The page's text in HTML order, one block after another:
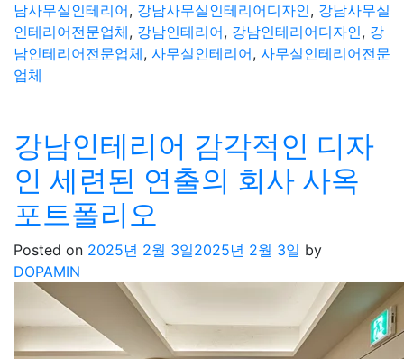
남사무실인테리어, 강남사무실인테리어디자인, 강남사무실
인테리어전문업체, 강남인테리어, 강남인테리어디자인, 강
남인테리어전문업체, 사무실인테리어, 사무실인테리어전문
업체
강남인테리어 감각적인 디자
인 세련된 연출의 회사 사옥
포트폴리오
Posted on 2025년 2월 3일2025년 2월 3일 by
DOPAMIN